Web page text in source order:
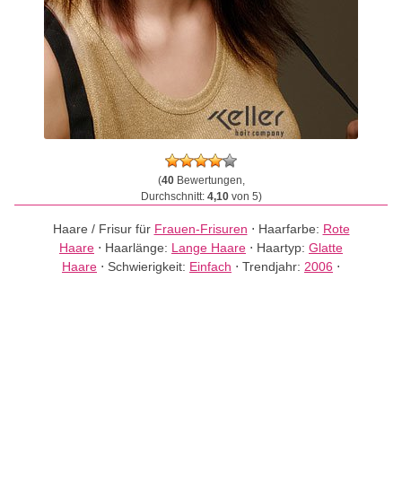
(40Bewertungen,
Durchschnitt: 4,10von 5)
Haare / Frisur für Frauen-Frisuren ⋅ Haarfarbe: Rote
Haare ⋅ Haarlänge: Lange Haare ⋅ Haartyp: Glatte
Haare ⋅ Schwierigkeit: Einfach ⋅ Trendjahr: 2006 ⋅